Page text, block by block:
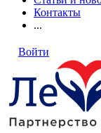
Контакты
...
Войти